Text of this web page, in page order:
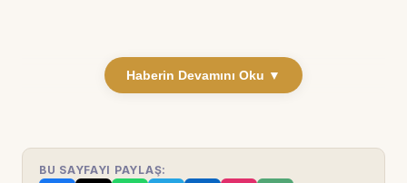
Haberin Devamını Oku ▼
BU SAYFAYI PAYLAŞ: